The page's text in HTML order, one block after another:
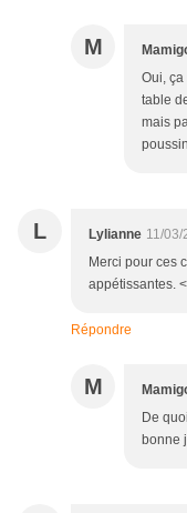
M
Oui,
table
mais
poussin
L Lylianne 11/03/
Merci pour ces
appétissantes.
Répondre
M
De
bonne